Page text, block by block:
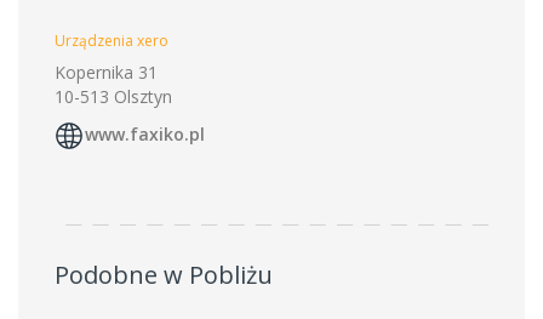
Urządzenia xero
Kopernika 31
10-513 Olsztyn
www.faxiko.pl
Podobne w Pobliżu